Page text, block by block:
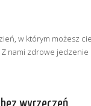
w którym możesz
nami zdrowe